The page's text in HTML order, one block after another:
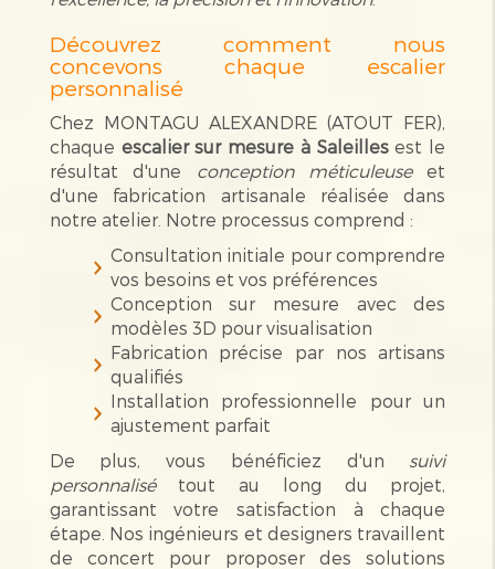
Découvrez comment nous
concevons chaque escalier
personnalisé
Chez MONTAGU ALEXANDRE (ATOUT FER),
chaque escalier sur mesure à Saleillesest le
résultat d'une conception méticuleuseet
d'une fabrication artisanale réalisée dans
notre atelier. Notre processus comprend :
Consultation initiale pour comprendre
vos besoins et vos préférences
Conception sur mesure avec des
modèles 3D pour visualisation
Fabrication précise par nos artisans
qualifiés
Installation professionnelle pour un
ajustement parfait
De plus, vous bénéficiez d'un suivi
personnalisétout au long du projet,
garantissant votre satisfaction à chaque
étape. Nos ingénieurs et designers travaillent
de concert pour proposer des solutions